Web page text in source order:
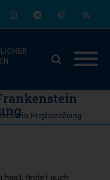
Prophezeihung
hast, findet auch